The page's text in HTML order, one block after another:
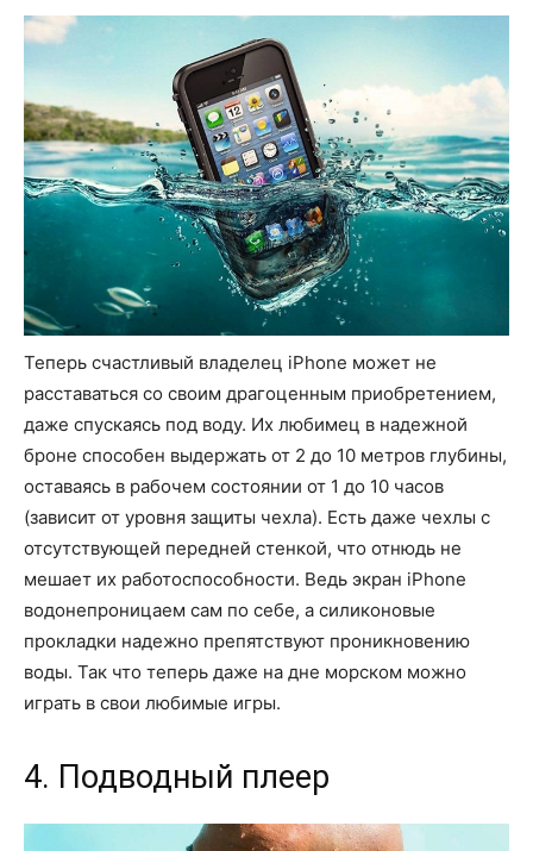
Теперь счастливый владелец iPhone может не
расставаться со своим драгоценным приобретением,
даже спускаясь под воду. Их любимец в надежной
броне способен выдержать от 2 до 10 метров глубины,
оставаясь в рабочем состоянии от 1 до 10 часов
(зависит от уровня защиты чехла). Есть даже чехлы с
отсутствующей передней стенкой, что отнюдь не
мешает их работоспособности. Ведь экран iPhone
водонепроницаем сам по себе, а силиконовые
прокладки надежно препятствуют проникновению
воды. Так что теперь даже на дне морском можно
играть в свои любимые игры.
4. Подводный плеер